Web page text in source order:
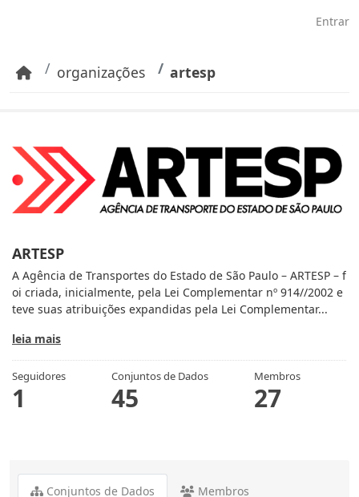
Entrar
organizações artesp
ARTESP
A Agência de Transportes do Estado de São Paulo – ARTESP – f
oi criada, inicialmente, pela Lei Complementar nº 914//2002 e
teve suas atribuições expandidas pela Lei Complementar...
leia mais
Seguidores
1
Conjuntos de Dados
45
Membros
27
Conjuntos de Dados Membros